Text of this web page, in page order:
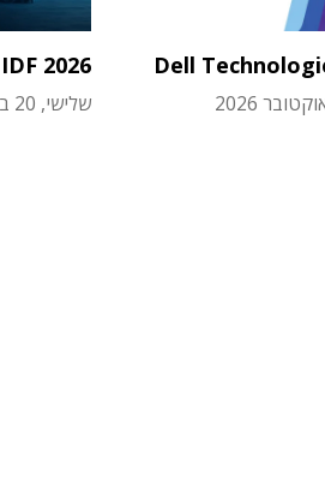
Dell
2026
שלישי, 20 באוקטובר 2026